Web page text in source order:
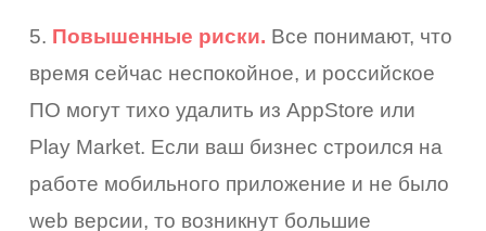
5. Повышенные риски. Все понимают, что
время сейчас неспокойное, и российское
ПО могут тихо удалить из AppStore или
Play Market. Если ваш бизнес строился на
работе мобильного приложение и не было
web версии, то возникнут большие